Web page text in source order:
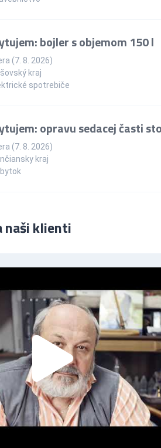
bojler s objemom 150 l
(7. 8. 2026)
kraj
spotrebiče
opravu sedacej časti
(7. 8. 2026)
kraj
naši klienti